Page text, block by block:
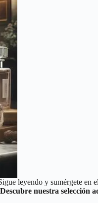
leyendo y sumérgete
Descubre nuestra selección